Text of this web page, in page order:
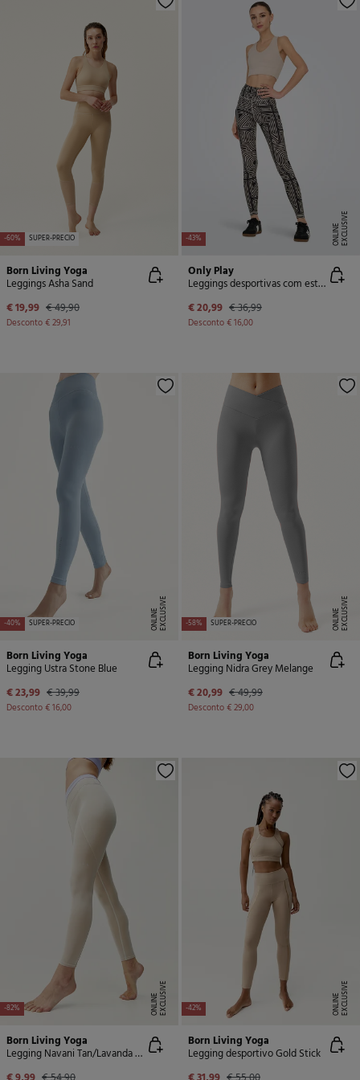
-60% SUPER-PRECIO
Born Living Yoga
Leggings Asha Sand
€ 19,99 € 49,90
Desconto€ 29,91
-43% E
X
C
L
U
SI
V
E
O
N
LI
N
E
Only Play
Leggings desportivas com estampado
€ 20,99 € 36,99
Desconto€ 16,00
-40% SUPER-PRECIO E
X
C
L
U
SI
V
E
O
N
LI
N
E
Born Living Yoga
Legging Ustra Stone Blue
€ 23,99 € 39,99
Desconto€ 16,00
-58% SUPER-PRECIO E
X
C
L
U
SI
V
E
O
N
LI
N
E
Born Living Yoga
Legging Nidra Grey Melange
€ 20,99 € 49,99
Desconto€ 29,00
-82% E
X
C
L
U
SI
V
E
O
N
LI
N
E
Born Living Yoga
Legging Navani Tan/Lavanda Bright
-42% E
X
C
L
U
SI
V
E
O
N
LI
N
E
Born Living Yoga
Legging desportivo Gold Stick